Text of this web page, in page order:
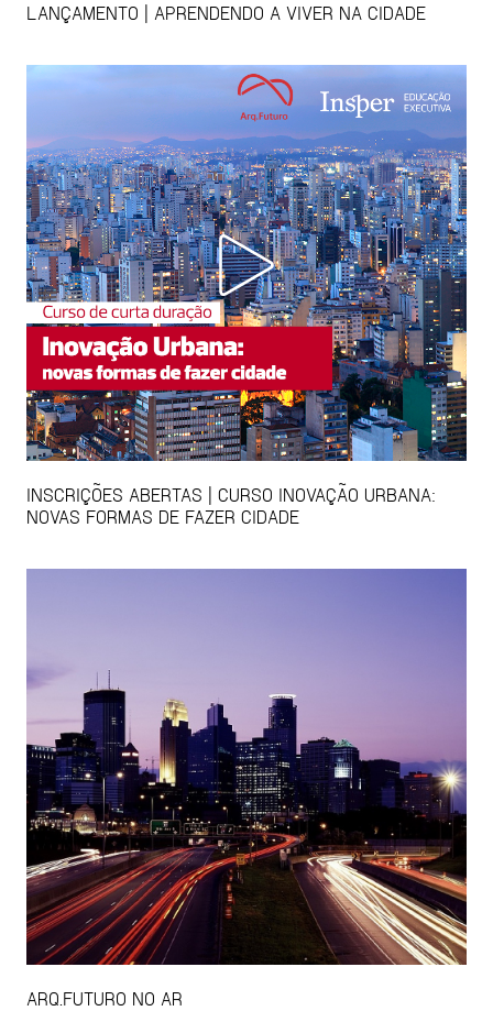
LANÇAMENTO | APRENDENDO A VIVER NA CIDADE
INSCRIÇÕES ABERTAS | CURSO INOVAÇÃO URBANA:
NOVAS FORMAS DE FAZER CIDADE
ARQ.FUTURO NO AR